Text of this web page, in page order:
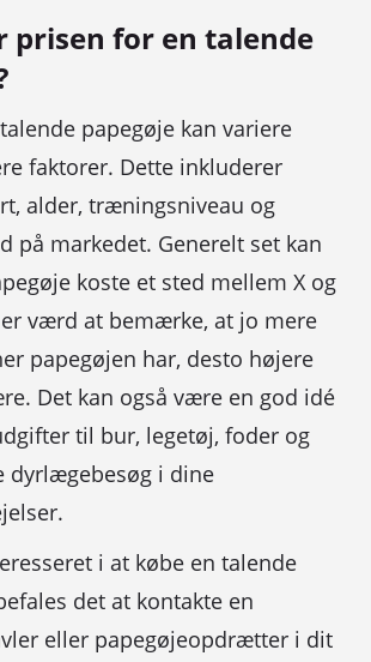
prisen for en talende
papegøje kan variere
faktorer. Dette inkluderer
alder, træningsniveau og
på markedet. Generelt set kan
koste et sted mellem X og
værd at bemærke, at jo mere
papegøjen har, desto højere
Det kan også være en god idé
til bur, legetøj, foder og
dyrlægebesøg i dine
i at købe en talende
det at kontakte en
eller papegøjeopdrætter i dit